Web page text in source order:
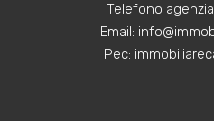
Telefono
‍Email:
‍Pec: